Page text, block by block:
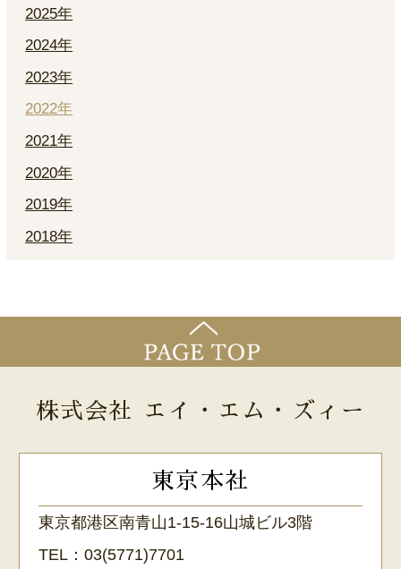
2025年
2024年
2023年
2022年
2021年
2020年
2019年
2018年
株式会社 エイ・エム・ズィー
東京本社
東京都港区南青山1-15-16山城ビル3階
TEL：03(5771)7701